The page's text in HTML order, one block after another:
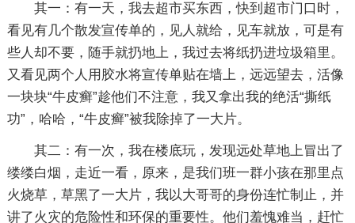
其一：有一天，我去超市买东西，快到超市门口时，
看见有几个散发宣传单的，见人就给，见车就放，可是有
些人却不要，随手就扔地上，我过去将纸扔进垃圾箱里。
又看见两个人用胶水将宣传单贴在墙上，远远望去，活像
一块块“牛皮癣”趁他们不注意，我又拿出我的绝活“撕纸
功”，哈哈，“牛皮癣”被我除掉了一大片。
其二：有一次，我在楼底玩，发现远处草地上冒出了
缕缕白烟，走近一看，原来，是我们班一群小孩在那里点
火烧草，草黑了一大片，我以大哥哥的身份连忙制止，并
讲了火灾的危险性和环保的重要性。他们羞愧难当，赶忙